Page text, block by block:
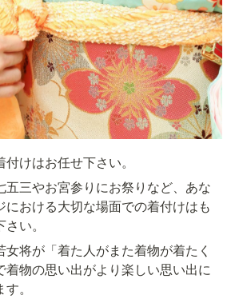
けはお任せ下さい。
五三やお宮参りにお祭りなど、あな
における大切な場面での着付けはも
い。
将が「着た人がまた着物が着たく
着物の思い出がより楽しい思い出に
。